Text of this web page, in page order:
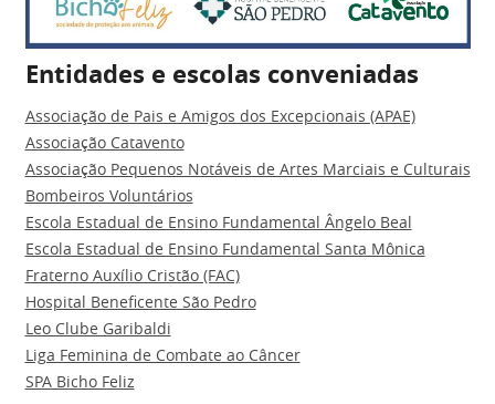
Entidades e escolas conveniadas
Associação de Pais e Amigos dos Excepcionais (APAE)
Associação Catavento
Associação Pequenos Notáveis de Artes Marciais e Culturais
Bombeiros Voluntários
Escola Estadual de Ensino Fundamental Ângelo Beal
Escola Estadual de Ensino Fundamental Santa Mônica
Fraterno Auxílio Cristão (FAC)
Hospital Beneficente São Pedro
Leo Clube Garibaldi
Liga Feminina de Combate ao Câncer
SPA Bicho Feliz